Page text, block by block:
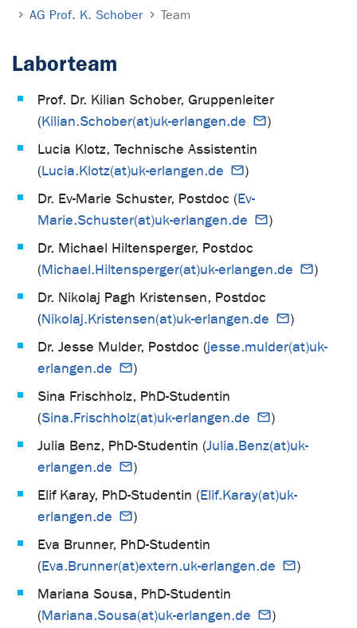
AG Prof. K. Schober
Team
Laborteam
Prof. Dr. Kilian Schober, Gruppenleiter
(Kilian.Schober(at)uk-erlangen.de
)
Lucia Klotz, Technische Assistentin
(Lucia.Klotz(at)uk-erlangen.de
)
Dr. Ev-Marie Schuster, Postdoc (Ev-
Marie.Schuster(at)uk-erlangen.de
)
Dr. Michael Hiltensperger, Postdoc
(Michael.Hiltensperger(at)uk-erlangen.de
)
Dr. Nikolaj Pagh Kristensen, Postdoc
(Nikolaj.Kristensen(at)uk-erlangen.de
)
Dr. Jesse Mulder, Postdoc (jesse.mulder(at)uk-
erlangen.de
)
Sina Frischholz, PhD-Studentin
(Sina.Frischholz(at)uk-erlangen.de
)
Julia Benz, PhD-Studentin (Julia.Benz(at)uk-
erlangen.de
)
Elif Karay, PhD-Studentin (Elif.Karay(at)uk-
erlangen.de
)
Eva Brunner, PhD-Studentin
(Eva.Brunner(at)extern.uk-erlangen.de
)
Mariana Sousa, PhD-Studentin
(Mariana.Sousa(at)uk-erlangen.de )